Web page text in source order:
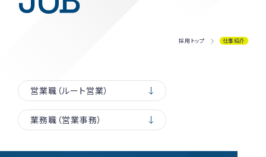
採用トップ 仕事紹介
営業職（ルート営業）
業務職（営業事務）